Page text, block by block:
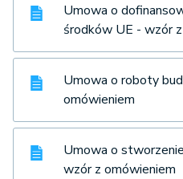
Umowa o
środków UE - wzór
Umowa o roboty
omówieniem
Umowa o
wzór z omówieniem